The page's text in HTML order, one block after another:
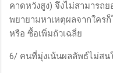
คาดหวังสูง) จึงไม่สามาร
พยายามหาเหตุผลจากใคร
หรือ ซื้อเพิ่มถัวเฉลี่ย
6/ คนที่มุ่งเน้นผลลัพธ์ไม่สน